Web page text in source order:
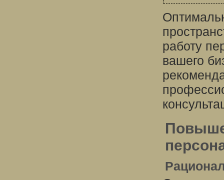
работу
вашего